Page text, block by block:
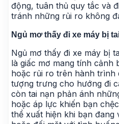
động, tuân thủ quy tắc và
tránh những rủi ro không
Ngủ mơ thấy đi xe máy bị
Ngủ mơ thấy đi xe máy bị
là giấc mơ mang tính cảnh
hoặc rủi ro trên hành trình
tượng trưng cho hướng đi
còn tai nạn phản ánh
hoặc áp lực khiến bạn
thể xuất hiện khi bạn đang